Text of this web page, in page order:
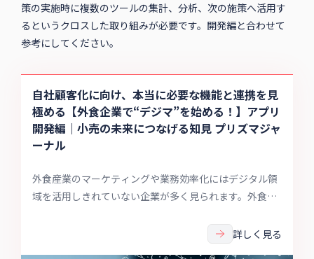
策の実施時に複数のツールの集計、分析、次の施策へ活用す
るというクロスした取り組みが必要です。開発編と合わせて
参考にしてください。
自社顧客化に向け、本当に必要な機能と連携を見
極める【外食企業で“デジマ”を始める！】アプリ
開発編｜小売の未来につなげる知見 プリズマジャ
ーナル
外食産業のマーケティングや業務効率化にはデジタル領
域を活用しきれていない企業が多く見られます。外食企
ォーメーション（DX）」を始めるには、どうしたらいい
詳しく見る